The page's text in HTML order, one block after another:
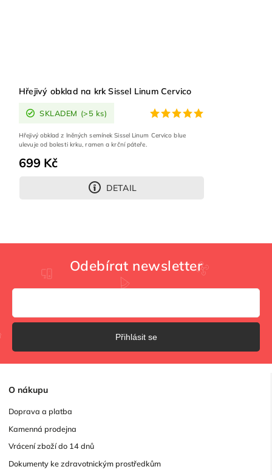
Hřejivý obklad na krk Sissel Linum Cervico
SKLADEM (>5 ks)
699 Kč
DETAIL
Hřejivý obklad z lněných semínek Sissel Linum Cervico blue
ulevuje od bolesti krku, ramen a krční páteře.
O nákupu
Doprava a platba
Kamenná prodejna
Vrácení zboží do 14 dnů
Dokumenty ke zdravotnickým prostředkům
Odebírat newsletter
Přihlásit se